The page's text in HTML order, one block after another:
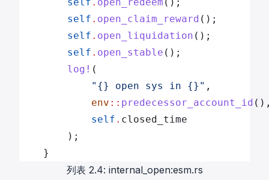
        self
. open_claim_reward ();
        self
. open_liquidation ();
        self
. open_stable ();
        log!
(
            "{} open sys in {}"
,
            env
:: predecessor_account_id
            self
. closed_time
        );
    }
列表 2.4: internal_open:esm.rs